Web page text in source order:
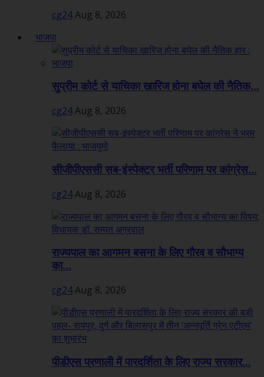
cg24Aug 8, 2026
भाजपा
सुप्रीम कोर्ट से याचिका खारिज होना बघेल की नैतिक...
cg24Aug 8, 2026
सीजीपीएससी सब-इंस्पेक्टर भर्ती परिणाम पर कांग्रेस...
cg24Aug 8, 2026
राज्यपाल का आगमन बसना के लिए गौरव व सौभाग्य
का...
cg24Aug 8, 2026
पीडीएस प्रणाली में पारदर्शिता के लिए राज्य सरकार...